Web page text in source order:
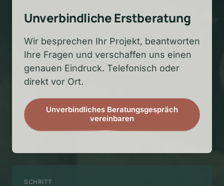
Unverbindliche Erstberatung
Wir besprechen Ihr Projekt, beantworten
Ihre Fragen und verschaffen uns einen
genauen Eindruck. Telefonisch oder
direkt vor Ort.
Unverbindliches Beratungsgespräch
vereinbaren
SCHRITT